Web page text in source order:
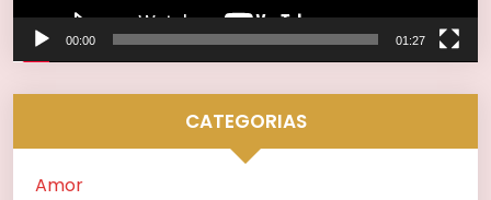
00:00 01:27
CATEGORIAS
Amor